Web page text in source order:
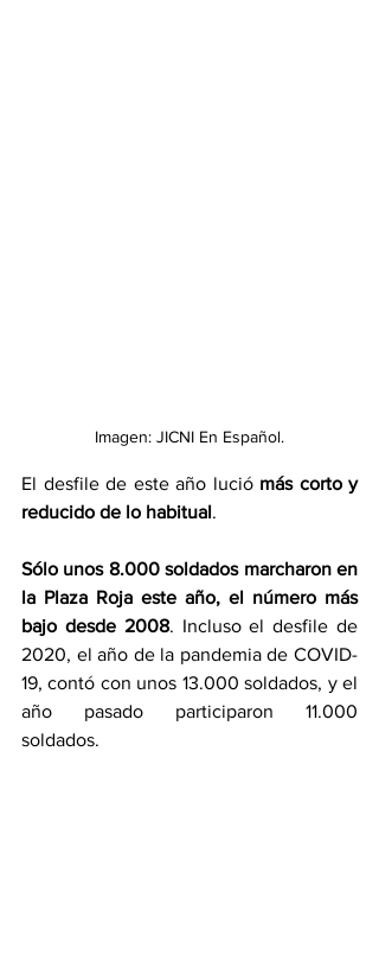
Imagen: JICNI En Español.
El desfile de este año lució más corto y
reducido de lo habitual.
Sólo unos 8.000 soldados marcharon en
la Plaza Roja este año, el número más
bajo desde 2008. Incluso el desfile de
2020, el año de la pandemia de COVID-
19, contó con unos 13.000 soldados, y el
año pasado participaron 11.000
soldados.